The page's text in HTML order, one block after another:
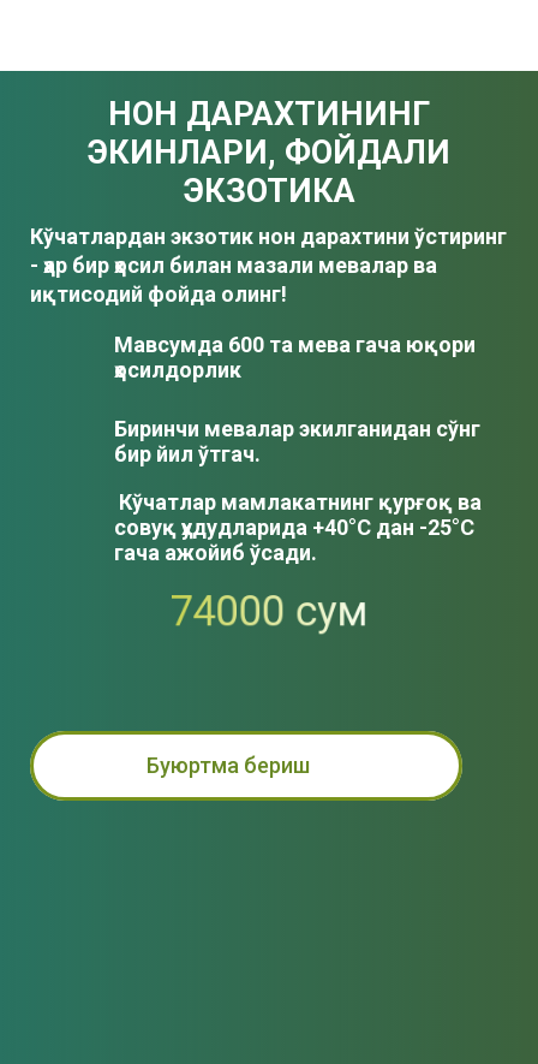
Буюртма бериш
НОН ДАРАХТИНИНГ
ЭКИНЛАРИ, ФОЙДАЛИ
ЭКЗОТИКА
Кўчатлардан экзотик нон дарахтини ўстиринг
- ҳар бир ҳосил билан мазали мевалар ва
иқтисодий фойда олинг!
Мавсумда 600 та мева гача юқори
ҳосилдорлик
Биринчи мевалар экилганидан сўнг
бир йил ўтгач.
Кўчатлар мамлакатнинг қурғоқ ва
совуқ ҳудудларида +40°C дан -25°C
гача ажойиб ўсади.
74000 сум